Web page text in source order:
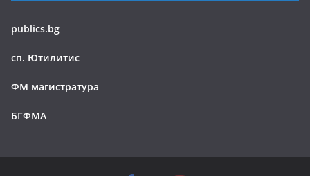
publics.bg
сп. Ютилитис
ФМ магистратура
БГФМА